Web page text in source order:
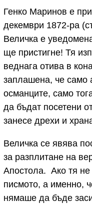
Генко Маринов е
декември 1872-ра
Величка е
ще пристигне! Тя
веднага отива в
заплашена, че само
османците, само
да бъдат посетени
занесе дрехи и
Величка се явява
за разплитане на
Апостола. Ако тя
писмото, а именно,
нямаше да бъде